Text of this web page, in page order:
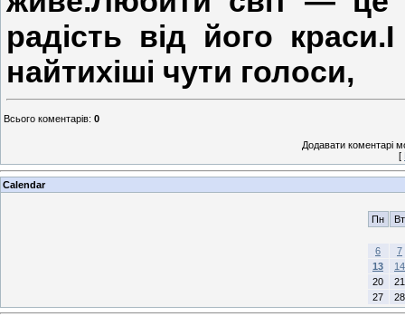
радість від його
найтихіші чути голоси,
Всього коментарів: 0
Додавати коментарі
[
Calendar
Пн Вт
6
7
13
14
20
21
27
28